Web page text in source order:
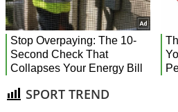
SPORT TREND